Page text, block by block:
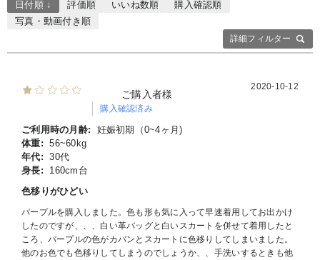
詳細フィルター
日付順 ↓ 評価順 いいね数順
購入確認順
写真・動画付き順
ご購入者様
購入確認済み
2020-10-12
ご利用時の月齢:
妊娠初期（0~4ヶ月)
体重: 56~60kg
年代: 30代
身長:
160cm台
色移りがひどい
パープルを購入しました。色も形も気に入って早速着用してお出かけ
したのですが、、、白い革バッグと白いスカートを併せて着用したと
ころ、パープルの色がカバンとスカートに色移りしてしまいました。
他のお色でも色移りしてしまうのでしょうか、、手洗いするときも他